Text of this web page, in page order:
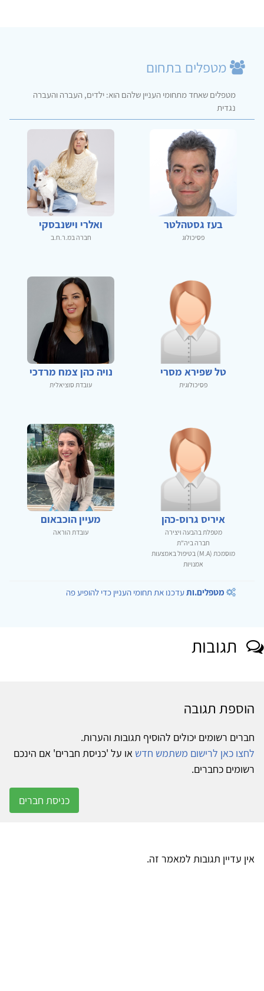
מטפלים בתחום
מטפלים שאחד מתחומי העניין שלהם הוא: ילדים, העברה והעברה
נגדית
בעז גסטהלטר
פסיכולוג
ואלרי וישנבסקי
חברה במ.ר.ח.ב
טל שפירא מסרי
פסיכולוגית
נויה כהן צמח מרדכי
עובדת סוציאלית
איריס גרוס-כהן
מטפלת בהבעה ויצירה
חברה ביה"ת
מוסמכת (M.A) בטיפול באמצעות
אמנויות
מעיין הוכבאום
עובדת הוראה
מטפלים.ותעדכנו את תחומי העניין כדי להופיע פה
תגובות
הוספת תגובה
חברים רשומים יכולים להוסיף תגובות והערות.
לחצו כאן לרישום משתמש חדש או על 'כניסת חברים' אם הינכם
רשומים כחברים.
כניסת חברים
אין עדיין תגובות למאמר זה.